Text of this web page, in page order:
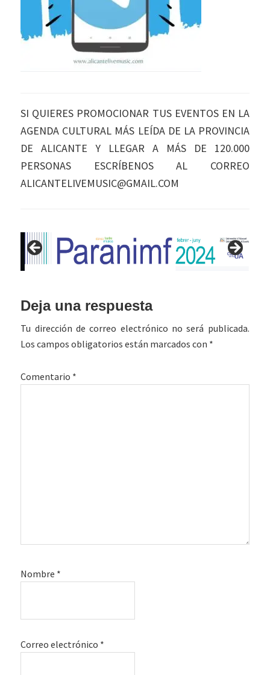
SI QUIERES PROMOCIONAR TUS EVENTOS EN LA
AGENDA CULTURAL MÁS LEÍDA DE LA PROVINCIA
DE ALICANTE Y LLEGAR A MÁS DE 120.000
PERSONAS ESCRÍBENOS AL CORREO
ALICANTELIVEMUSIC@GMAIL.COM
Interacciones
con
los
Deja una respuesta
Tu dirección de correo electrónico no será publicada.
Los campos obligatorios están marcados con *
Comentario *
Nombre *
Correo electrónico *